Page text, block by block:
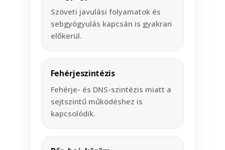
Szöveti javulási folyamatok és
sebgyógyulás kapcsán is gyakran
előkerül.
Fehérjeszintézis
Fehérje- és DNS-szintézis miatt a
sejtszintű működéshez is
kapcsolódik.